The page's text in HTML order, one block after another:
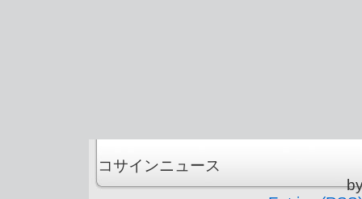
コサインニュー